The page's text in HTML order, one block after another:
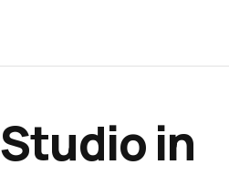
Studio in